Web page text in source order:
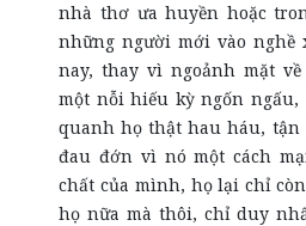
nhà thơ ưa huyền hoặc
những người mới vào nghề
nay, thay vì ngoảnh mặt
một nỗi hiếu kỳ ngốn
quanh họ thật hau háu, tận
đau đớn vì nó một cách
chất của mình, họ lại chỉ
họ nữa mà thôi, chỉ duy